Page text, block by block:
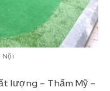
lượng – Thẩm Mỹ –